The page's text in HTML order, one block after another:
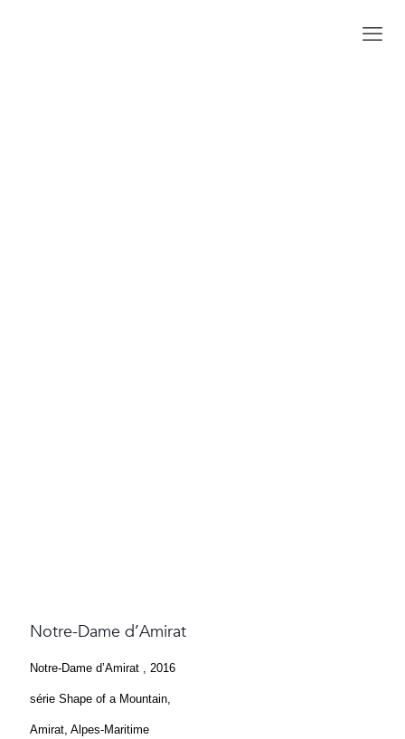
Notre-Dame d’Amirat
Notre-Dame d’Amirat , 2016
série Shape of a Mountain,
Amirat, Alpes-Maritime